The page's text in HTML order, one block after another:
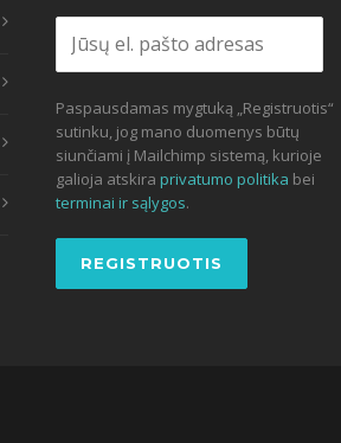
Paspausdamas mygtuką „Registruotis“
sutinku, jog mano duomenys būtų
siunčiami į Mailchimp sistemą, kurioje
galioja atskira privatumo politika bei
terminai ir sąlygos.